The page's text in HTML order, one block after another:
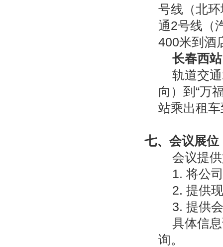
号线（北
通2号线（
400米到酒
长春西
轨道交
向）到“万
站乘出租
七、 会议展位
会议提
1. 将公
2. 提供
3. 提供
具体信
询。